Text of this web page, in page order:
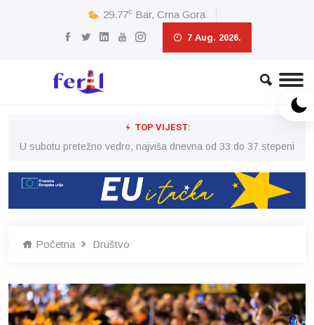
29.77c Bar, Crna Gora
7 Aug. 2026.
TOP VIJEST:
U subotu pretežno vedro, najviša dnevna od 33 do 37 stepeni
Početna Društvo